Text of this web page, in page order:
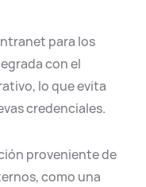
para los
con el
lo que evita
credenciales.
proveniente de
como una